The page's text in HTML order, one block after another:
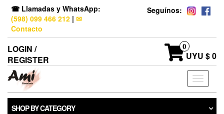
☎ Llamadas y WhatsApp:
(598) 099 466 212 | ✉
Contacto
Seguínos:
LOGIN /
REGISTER
0
UYU $ 0
Toggle
SHOP BY CATEGORY